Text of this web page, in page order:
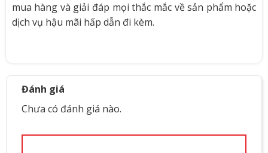
mua hàng và giải đáp mọi thắc mắc về sản phẩm hoặc
dịch vụ hậu mãi hấp dẫn đi kèm.
Đánh giá
Chưa có đánh giá nào.